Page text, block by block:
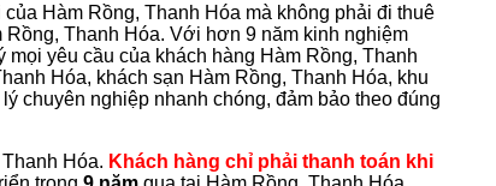
Hàm Rồng, Thanh Hóa mà không phải đi thuê
Thanh Hóa. Với hơn 9 năm kinh nghiệm
yêu cầu của khách hàng Hàm Rồng, Thanh
Hóa, khách sạn Hàm Rồng, Thanh Hóa, khu
chuyên nghiệp nhanh chóng, đảm bảo theo đúng
Hóa. Khách hàng chỉ phải thanh toán khi